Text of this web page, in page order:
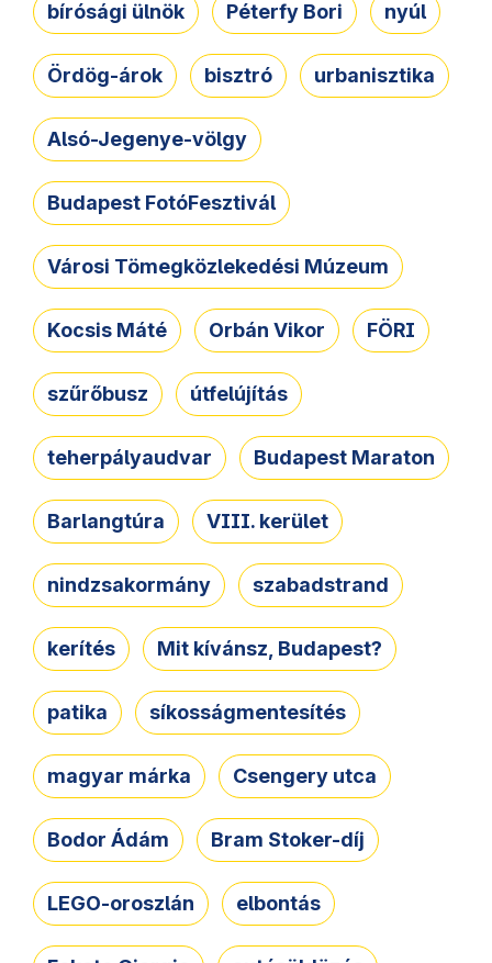
bírósági ülnök Péterfy Bori nyúl
Ördög-árok bisztró urbanisztika
Alsó-Jegenye-völgy
Budapest FotóFesztivál
Városi Tömegközlekedési Múzeum
Kocsis Máté Orbán Vikor FÖRI
szűrőbusz útfelújítás
teherpályaudvar Budapest Maraton
Barlangtúra VIII. kerület
nindzsakormány szabadstrand
kerítés Mit kívánsz, Budapest?
patika síkosságmentesítés
magyar márka Csengery utca
Bodor Ádám Bram Stoker-díj
LEGO-oroszlán elbontás